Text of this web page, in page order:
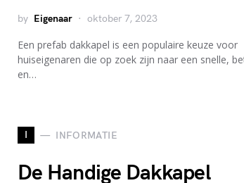
by Eigenaar oktober 7, 2023
Een prefab dakkapel is een populaire keuze voor
huiseigenaren die op zoek zijn naar een snelle,
en…
I INFORMATIE
De Handige Dakkapel